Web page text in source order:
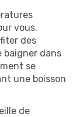
vous.
des
baigner dans
se
une boisson
de